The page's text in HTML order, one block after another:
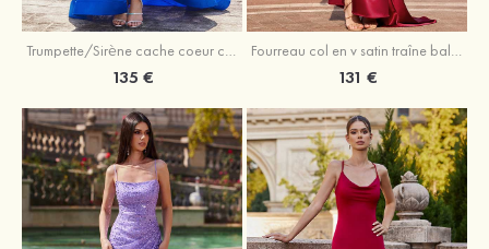
Trumpette/Sirène cache coeur charmeuse traîne balayage robe de bal
135 €
Fourreau col en v satin traîne balayage robe de bal
131 €